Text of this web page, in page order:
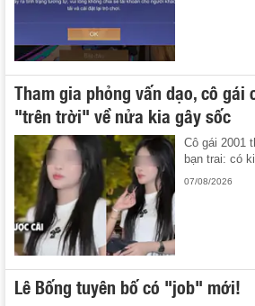
Tham gia phỏng vấn dạo, cô gái
"trên trời" về nửa kia gây sốc
Cô gái 2001
bạn trai: có
07/08/2026
Lê Bống tuyên bố có "job" mới!